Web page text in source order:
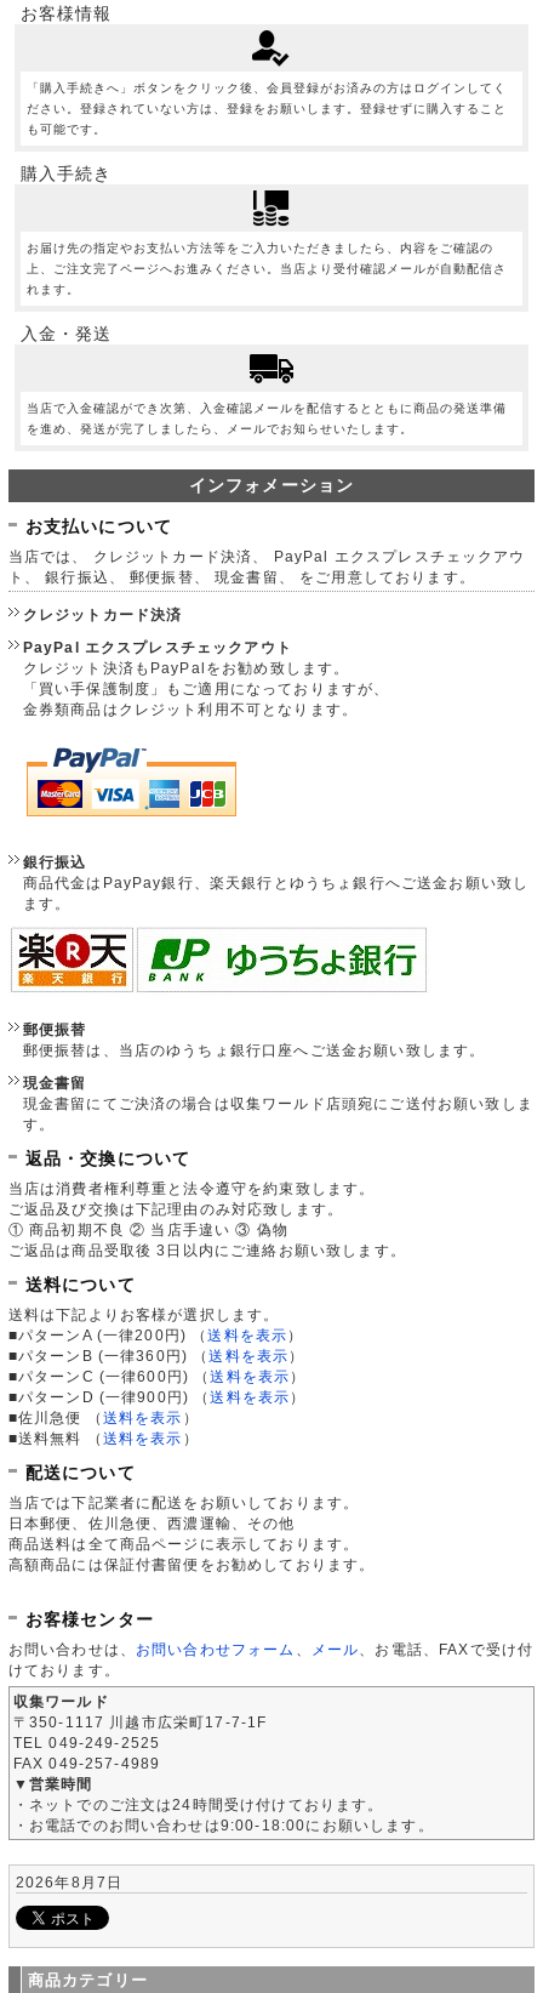
お客様情報
「購入手続きへ」ボタンをクリック後、会員登録がお済みの方はログインしてく
ださい。登録されていない方は、登録をお願いします。登録せずに購入すること
も可能です。
購入手続き
お届け先の指定やお支払い方法等をご入力いただきましたら、内容をご確認の
上、ご注文完了ページへお進みください。当店より受付確認メールが自動配信さ
れます。
入金・発送
当店で入金確認ができ次第、入金確認メールを配信するとともに商品の発送準備
を進め、発送が完了しましたら、メールでお知らせいたします。
インフォメーション
お支払いについて
当店では、 クレジットカード決済、 PayPal エクスプレスチェックアウ
ト、 銀行振込、 郵便振替、 現金書留、 をご用意しております。
クレジットカード決済
PayPal エクスプレスチェックアウト
クレジット決済もPayPalをお勧め致します。
「買い手保護制度」もご適用になっておりますが、
金券類商品はクレジット利用不可となります。
銀行振込
商品代金はPayPay銀行、楽天銀行とゆうちょ銀行へご送金お願い致し
ます。
郵便振替
郵便振替は、当店のゆうちょ銀行口座へご送金お願い致します。
現金書留
現金書留にてご決済の場合は収集ワールド店頭宛にご送付お願い致しま
す。
返品・交換について
当店は消費者権利尊重と法令遵守を約束致します。
ご返品及び交換は下記理由のみ対応致します。
① 商品初期不良 ② 当店手違い ③ 偽物
ご返品は商品受取後 3日以内にご連絡お願い致します。
送料について
送料は下記よりお客様が選択します。
■パターンA (一律200円)
（送料を表示 ）
■パターンB (一律360円)
（送料を表示 ）
■パターンC (一律600円)
（送料を表示 ）
■パターンD (一律900円)
（送料を表示 ）
■佐川急便
（ 送料を表示 ）
■送料無料
（ 送料を表示 ）
配送について
当店では下記業者に配送をお願いしております。
日本郵便、佐川急便、西濃運輸、その他
商品送料は全て商品ページに表示しております。
高額商品には保証付書留便をお勧めしております。
お客様センター
お問い合わせは、 お問い合わせフォーム メール 、お電話、FAXで受け付
けております。
収集ワールド
〒350-1117 川越市広栄町17-7-1F
TEL 049-249-2525
FAX 049-257-4989
▼営業時間
・ネットでのご注文は24時間受け付けております。
・お電話でのお問い合わせは9:00-18:00にお願いします。
2026年8月7日
商品カテゴリー